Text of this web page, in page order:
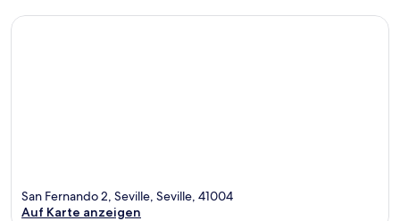
San Fernando 2, Seville, Seville, 41004
Auf Karte anzeigen